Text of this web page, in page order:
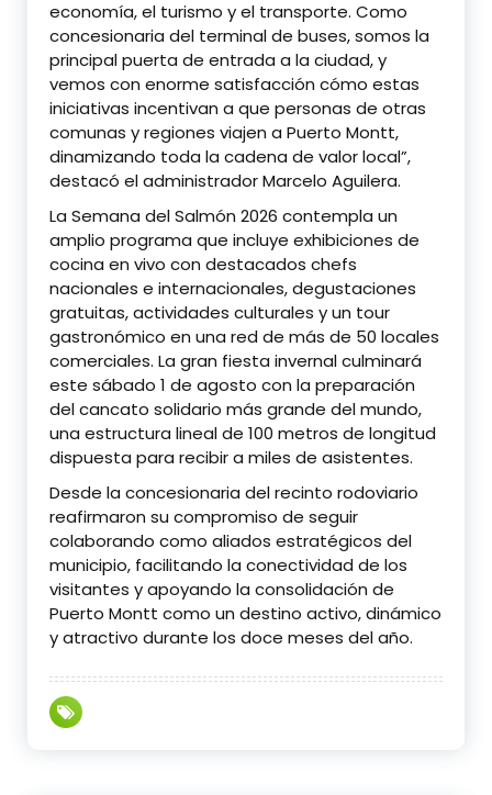
economía, el turismo y el transporte. Como
concesionaria del terminal de buses, somos la
principal puerta de entrada a la ciudad, y
vemos con enorme satisfacción cómo estas
iniciativas incentivan a que personas de otras
comunas y regiones viajen a Puerto Montt,
dinamizando toda la cadena de valor local”,
destacó el administrador Marcelo Aguilera.
La Semana del Salmón 2026 contempla un
amplio programa que incluye exhibiciones de
cocina en vivo con destacados chefs
nacionales e internacionales, degustaciones
gratuitas, actividades culturales y un tour
gastronómico en una red de más de 50 locales
comerciales. La gran fiesta invernal culminará
este sábado 1 de agosto con la preparación
del cancato solidario más grande del mundo,
una estructura lineal de 100 metros de longitud
dispuesta para recibir a miles de asistentes.
Desde la concesionaria del recinto rodoviario
reafirmaron su compromiso de seguir
colaborando como aliados estratégicos del
municipio, facilitando la conectividad de los
visitantes y apoyando la consolidación de
Puerto Montt como un destino activo, dinámico
y atractivo durante los doce meses del año.